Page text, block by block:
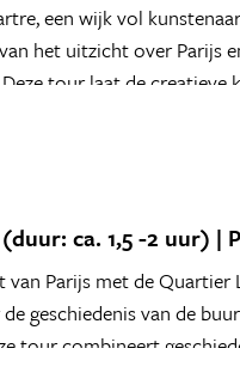
een wijk vol
het uitzicht over Parijs
tour laat de creatieve
ca. 1,5 -2 uur) |
Parijs met de
geschiedenis van de
tour combineert